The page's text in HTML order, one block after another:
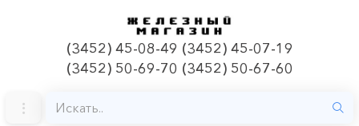
(3452) 45-08-49 (3452) 45-07-19
(3452) 50-69-70 (3452) 50-67-60